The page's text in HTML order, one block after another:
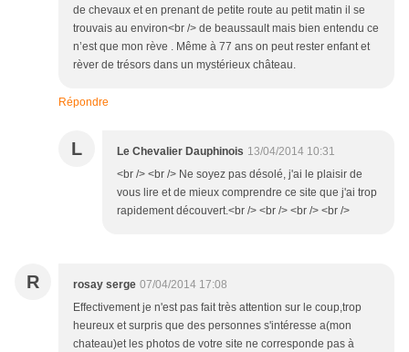
de chevaux et en prenant de petite route au petit matin il se
trouvais au environ<br /> de beaussault mais bien entendu ce
n’est que mon rève . Même à 77 ans on peut rester enfant et
rèver de trésors dans un mystérieux château.
Répondre
L Le Chevalier Dauphinois 13/04/2014 10:31
<br /> <br /> Ne soyez pas désolé, j'ai le plaisir de
vous lire et de mieux comprendre ce site que j'ai trop
rapidement découvert.<br /> <br /> <br /> <br />
R rosay serge 07/04/2014 17:08
Effectivement je n'est pas fait très attention sur le coup,trop
heureux et surpris que des personnes s'intéresse a(mon
chateau)et les photos de votre site ne corresponde pas à